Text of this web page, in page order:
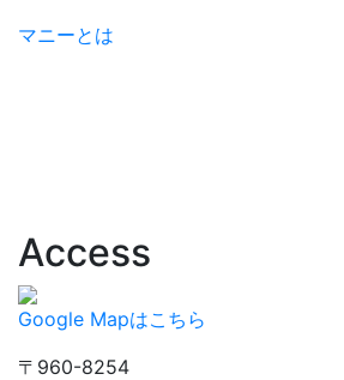
マニーとは
Access
Google Mapはこちら
〒960-8254